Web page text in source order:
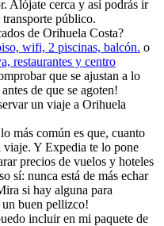
Alójate cerca y así podrás ir
público.
de Orihuela Costa?
wifi, 2 piscinas, balcón. o
restaurantes y centro
que se ajustan a lo
de que se agoten!
un viaje a Orihuela
más común es que, cuanto
viaje. Y Expedia te lo pone
precios de vuelos y hoteles
sí: nunca está de más echar
si hay alguna para
un buen pellizco!
incluir en mi paquete de